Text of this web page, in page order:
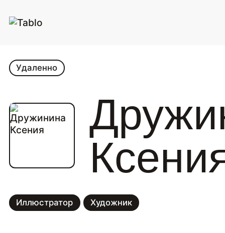
Иллюстратор Художник
Удаленно